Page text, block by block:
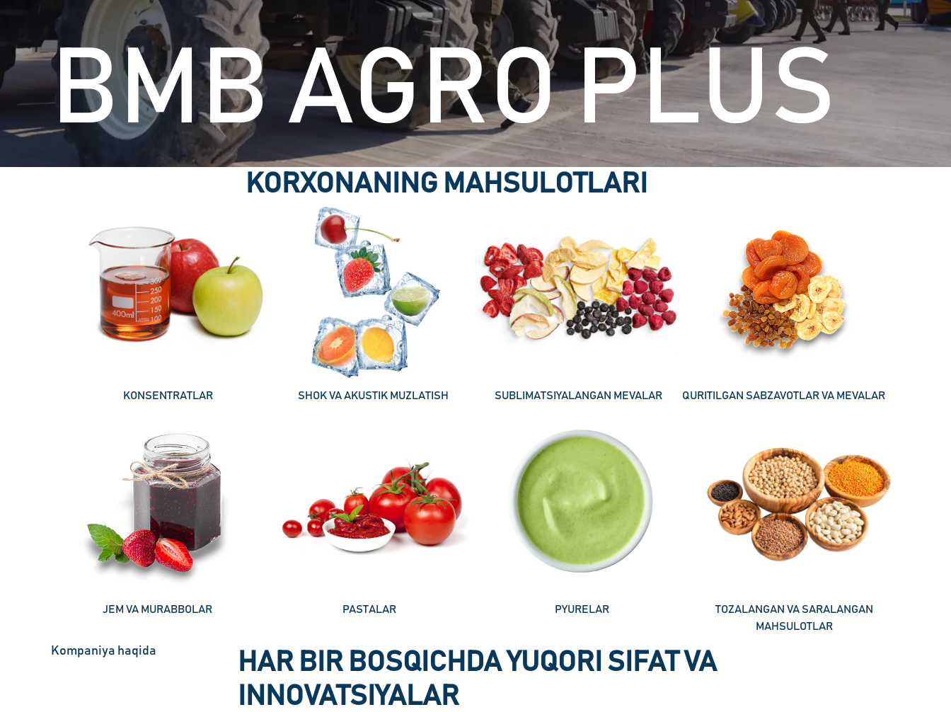
BMB AGRO PLUS
KORXONANING MAHSULOTLARI
KONSENTRATLAR SHOK VA AKUSTIK MUZLATISH SUBLIMATSIYALANGAN MEVALAR QURITILGAN SABZAVOTLAR VA MEVALAR
JEM VA MURABBOLAR PASTALAR PYURELAR
TOZALANGAN VA SARALANGAN
MAHSULOTLAR
Kompaniya haqida
HAR BIR BOSQICHDA YUQORI SIFAT VA
INNOVATSIYALAR